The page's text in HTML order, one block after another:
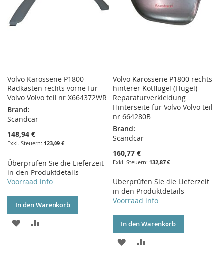
Volvo Karosserie P1800
Radkasten rechts vorne für
Volvo Volvo teil nr X664372WR
Brand:
Scandcar
148,94 €
123,09 €
Überprüfen Sie die Lieferzeit
in den Produktdetails
Voorraad info
In den Warenkorb
ZUR
Volvo Karosserie P1800 rechts
hinterer Kotflügel (Flügel)
Reparaturverkleidung
Hinterseite für Volvo Volvo teil
nr 664280B
Brand:
Scandcar
160,77 €
132,87 €
Überprüfen Sie die Lieferzeit
in den Produktdetails
Voorraad info
In den Warenkorb
ZUR